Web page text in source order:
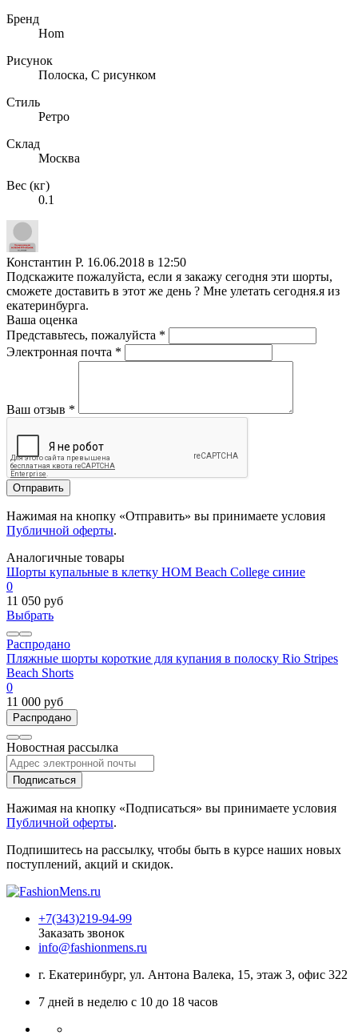
Бренд
Hom
Рисунок
Полоска, С рисунком
Стиль
Ретро
Склад
Москва
Вес (кг)
0.1
Константин Р. 16.06.2018 в 12:50
Подскажите пожалуйста, если я закажу сегодня эти шорты,
сможете доставить в этот же день ? Мне улетать сегодня.я из
екатеринбурга.
Ваша оценка
Представьтесь, пожалуйста *
Электронная почта *
Ваш отзыв *
Отправить
Нажимая на кнопку «Отправить» вы принимаете условия
Публичной оферты.
Аналогичные товары
Шорты купальные в клетку HOM Beach College синие
0
11 050 руб
Выбрать
Распродано
Пляжные шорты короткие для купания в полоску Rio Stripes
Beach Shorts
0
11 000 руб
Распродано
Новостная рассылка
Подписаться
Нажимая на кнопку «Подписаться» вы принимаете условия
Публичной оферты.
Подпишитесь на рассылку, чтобы быть в курсе наших новых
поступлений, акций и скидок.
+7(343)219-94-99
Заказать звонок
info@fashionmens.ru
г. Екатеринбург, ул. Антона Валека, 15, этаж 3, офис 322
7 дней в неделю с 10 до 18 часов